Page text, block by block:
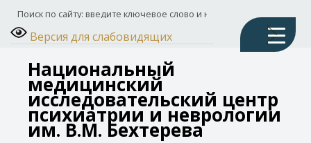
Версия для слабовидящих
Национальный
медицинский
исследовательский центр
психиатрии и неврологии
им. В.М. Бехтерева